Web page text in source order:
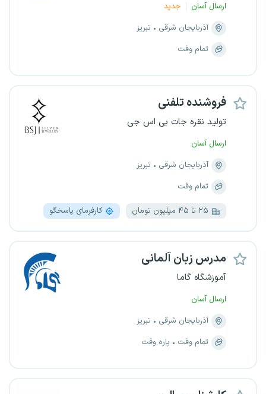
ارسال آسان
جدید
آذربایجان شرقی
تبریز
تمام وقت
فروشنده تلفنی
تولید نقره جات بی اس جی
ارسال آسان
آذربایجان شرقی
تبریز
تمام وقت
۲۵ تا ۴۵ میلیون تومان کارفرمای پاسخگو
مدرس زبان آلمانی
آموزشگاه گاما
ارسال آسان
آذربایجان شرقی
تبریز
تمام وقت
پاره وقت